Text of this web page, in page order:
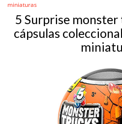
miniaturas
5 Surprise monster
cápsulas